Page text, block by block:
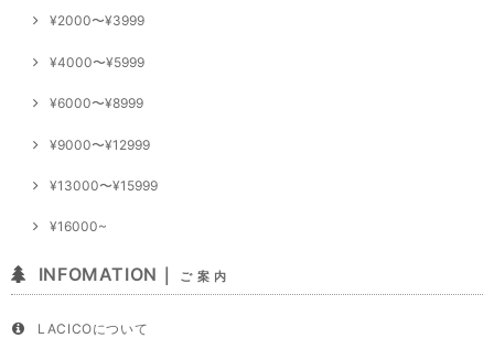
¥2000〜¥3999
¥4000〜¥5999
¥6000〜¥8999
¥9000〜¥12999
¥13000〜¥15999
¥16000~
INFOMATION｜ ご 案 内
LACICOについて